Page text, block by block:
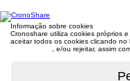
Informação sobre cookies
Cronoshare utiliza cookies próprios
aceitar todos os cookies clicando
, e/ou rejeitar, assim